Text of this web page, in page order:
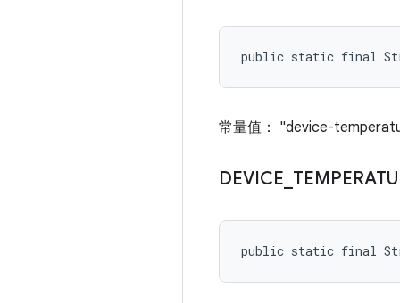
public static final String
常量值： "device-
DEVICE
public static final String